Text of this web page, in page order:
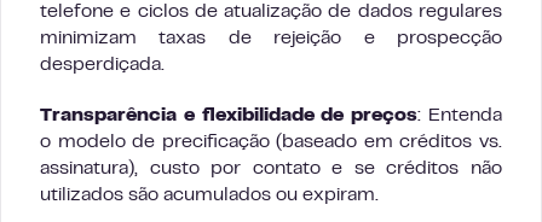
telefone e ciclos de atualização de dados regulares
minimizam taxas de rejeição e prospecção
desperdiçada.
Transparência e flexibilidade de preços: Entenda
o modelo de precificação (baseado em créditos vs.
assinatura), custo por contato e se créditos não
utilizados são acumulados ou expiram.